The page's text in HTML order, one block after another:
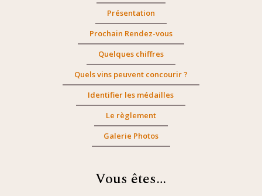
Présentation
Prochain Rendez-vous
Quelques chiffres
Quels vins peuvent concourir ?
Identifier les médailles
Le règlement
Galerie Photos
Vous êtes…